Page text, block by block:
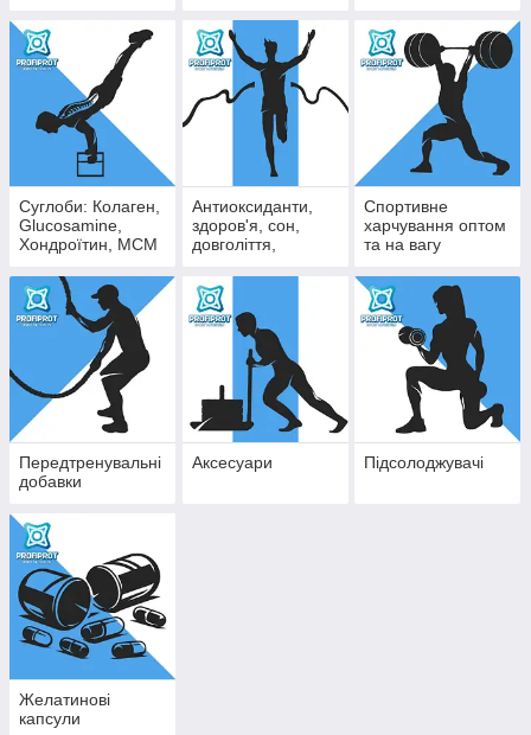
Суглоби: Колаген,
Glucosamine,
Хондроїтин, МСМ
Антиоксиданти,
здоров'я, сон,
довголіття,
Спортивне
харчування оптом
та на вагу
Передтренувальні
добавки
Аксесуари Підсолоджувачі
Желатинові
капсули